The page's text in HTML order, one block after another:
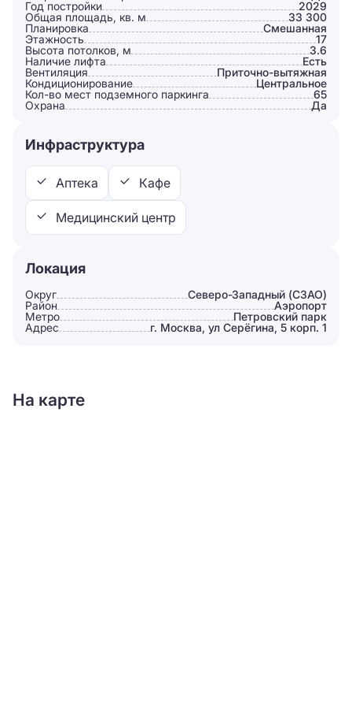
Год постройки
2029
Общая площадь, кв. м
33 300
Планировка
Смешанная
Этажность
17
Высота потолков, м
3.6
Наличие лифта
Есть
Вентиляция
Приточно-вытяжная
Кондиционирование
Центральное
Кол-во мест подземного паркинга
65
Охрана
Да
Инфраструктура
Аптека Кафе
Медицинский центр
Локация
Округ
Северо-Западный (СЗАО)
Район
Аэропорт
Метро
Петровский парк
Адрес
г. Москва, ул Серёгина, 5 корп. 1
На карте